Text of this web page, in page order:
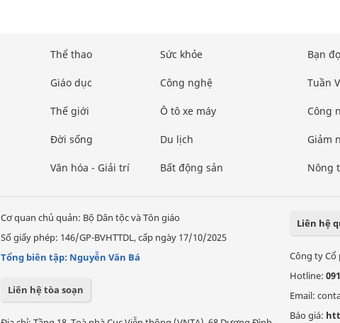
Thể thao
Giáo dục
Thế giới
Đời sống
Văn hóa - Giải trí
Sức khỏe
Công nghệ
Ô tô xe máy
Du lịch
Bất động sản
Bạn
Tuần
Công
Giảm
Nông
Cơ quan chủ quản: Bộ Dân tộc và Tôn giáo
Số giấy phép: 146/GP-BVHTTDL, cấp ngày 17/10/2025
Tổng biên tập: Nguyễn Văn Bá
Liên hệ tòa soạn
Liên hệ
Công ty
Hotline:
Email:
Báo giá: